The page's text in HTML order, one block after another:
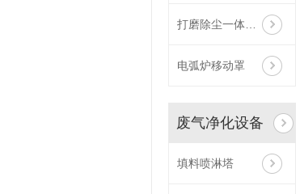
打磨除尘一体设备
电弧炉移动罩
废气净化设备
填料喷淋塔